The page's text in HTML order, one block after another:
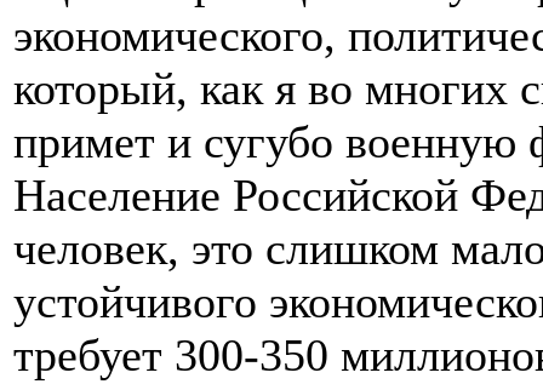
экономического,
который, как я во многих
примет и сугубо
Население Российской
человек, это слишком
устойчивого
требует 300-350